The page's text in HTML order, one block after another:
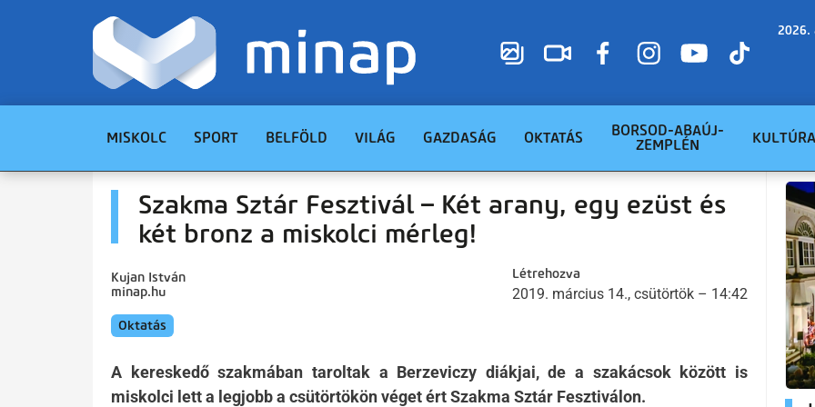
2026.
MISKOLC SPORT BELFÖLD VILÁG GAZDASÁG OKTATÁS
BORSOD-ABAÚJ-
ZEMPLÉN
KULTÚRA
Szakma Sztár Fesztivál – Két arany, egy ezüst és
két bronz a miskolci mérleg!
Kujan István
minap.hu
Létrehozva
2019. március 14., csütörtök – 14:42
Oktatás
A kereskedő szakmában taroltak a Berzeviczy diákjai, de a szakácsok között is
miskolci lett a legjobb a csütörtökön véget ért Szakma Sztár Fesztiválon.